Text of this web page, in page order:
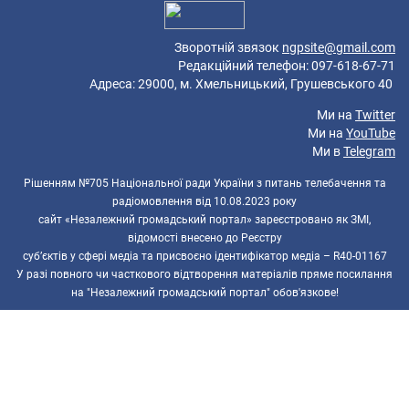
Зворотній звязок ngpsite@gmail.com
Редакційний телефон: 097-618-67-71
Адреса: 29000, м. Хмельницький, Грушевського 40
Ми на Twitter
Ми на YouTube
Ми вTelegram
Рішенням №705 Національної ради України з питань телебачення та
радіомовлення від 10.08.2023 року
сайт «Незалежний громадський портал» зареєстровано як ЗМІ,
відомості внесено до Реєстру
суб’єктів у сфері медіа та присвоєно ідентифікатор медіа – R40-01167
У разі повного чи часткового відтворення матеріалів пряме посилання
на "Незалежний громадський портал" обов'язкове!